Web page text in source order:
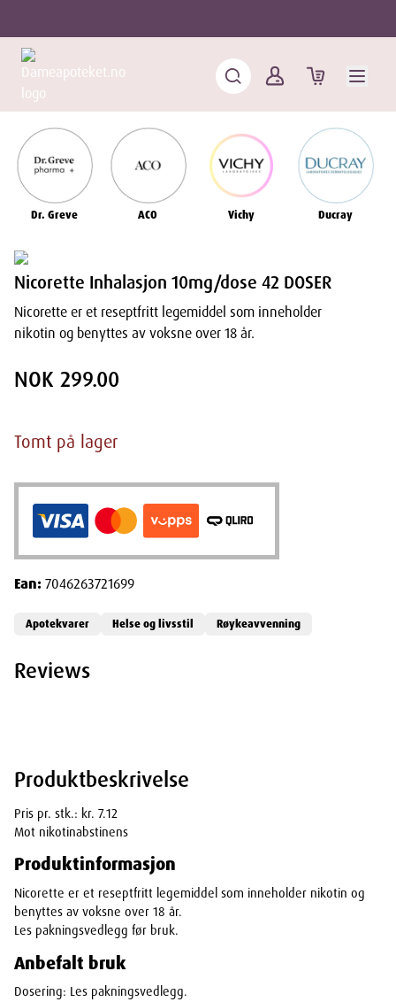
Dr. Greve ACO Vichy Ducray
Produktbeskrivelse
Pris pr. stk.: kr. 7.12
Mot nikotinabstinens
Produktinformasjon
Nicorette er et reseptfritt legemiddel som inneholder nikotin og
benyttes av voksne over 18 år.
Les pakningsvedlegg før bruk.
Anbefalt bruk
Dosering: Les pakningsvedlegg.
Nicorette Inhalasjon 10mg/dose 42 DOSER
Nicorette er et reseptfritt legemiddel som inneholder
nikotin og benyttes av voksne over 18 år.
NOK 299.00
Tomt på lager
Ean:7046263721699
Apotekvarer Helse og livsstil Røykeavvenning
Reviews